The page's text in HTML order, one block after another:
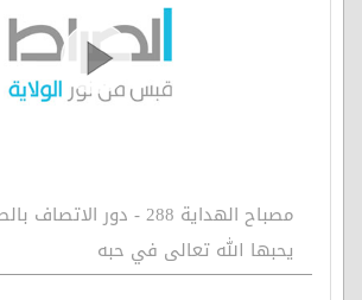
مصباح الهداية 288 - دور
يحبها الله تعالى في حبه